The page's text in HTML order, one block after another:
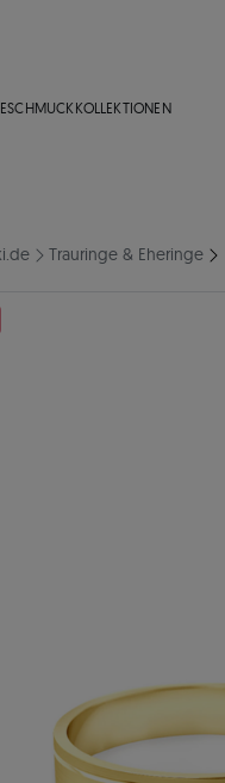
SCHMUCKKOLLEKTIONEN
Trauringe & Eheringe